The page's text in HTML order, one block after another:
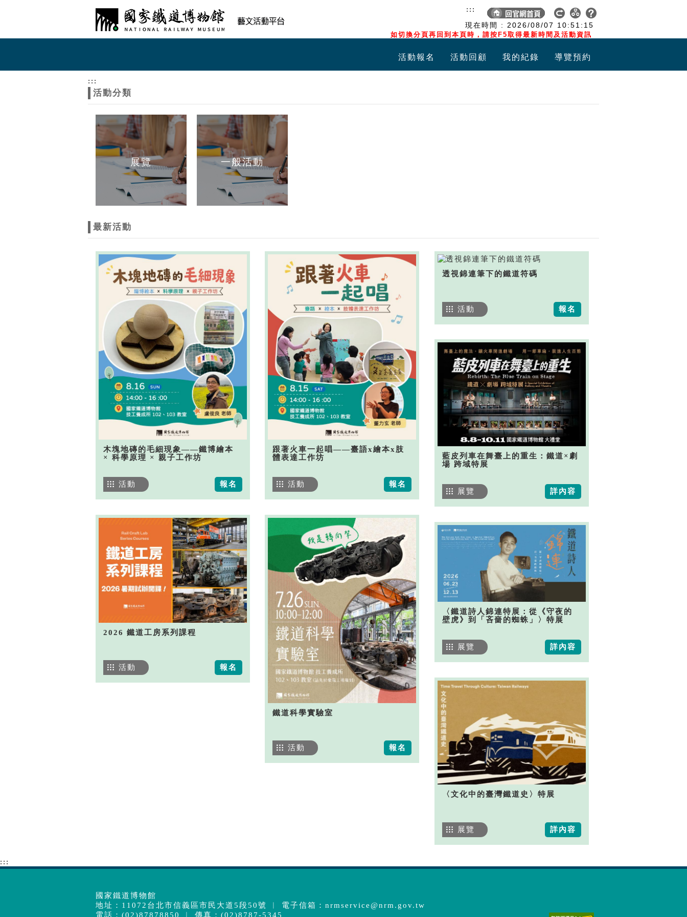
現在時間 : 2026/08/07 10:51:15
如切換分頁再回到本頁時，請按F5取得最新時間及活動資訊
:::
活動報名 活動回顧 我的紀錄 導覽預約
:::
活動分類
展覽 一般活動
最新活動
木塊地磚的毛細現象——鐵博繪本
× 科學原理 × 親子工作坊
報名
活動
跟著火車一起唱——臺語x繪本x肢
體表達工作坊
報名
活動
透視錦連筆下的鐵道符碼
報名
活動
藍皮列車在舞臺上的重生：鐵道×劇
場 跨域特展
詳內容
展覽
2026 鐵道工房系列課程
報名
活動
鐵道科學實驗室
報名
活動
〈鐵道詩人錦連特展：從《守夜的
壁虎》到「吝嗇的蜘蛛」〉特展
詳內容
展覽
〈文化中的臺灣鐵道史〉特展
詳內容
展覽
:::
國家鐵道博物館
地址：11072台北市信義區市民大道5段50號 ︱ 電子信箱： nrmservice@nrm.gov.tw
電話：(02)87878850 ︱ 傳真：(02)8787-5345